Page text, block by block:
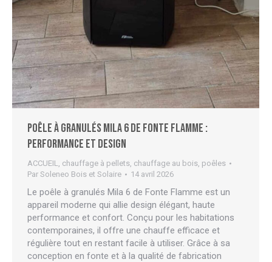
Poêle à granulés Mila 6 de Fonte Flamme :
performance et design
ACCUEIL chauffage à pellets chauffage au bois poêles
Par Soleneo Bois et Solaire 14 avril 2026
Le poêle à granulés Mila 6 de Fonte Flamme est un
appareil moderne qui allie design élégant, haute
performance et confort. Conçu pour les habitations
contemporaines, il offre une chauffe efficace et
régulière tout en restant facile à utiliser. Grâce à sa
conception en fonte et à la qualité de fabrication